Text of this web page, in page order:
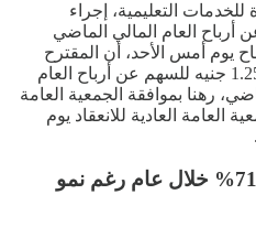
التعليمية، إجراء
أرباح العام المالي الماضي
يوم أمس الأحد، أن المقترح
يتضمن توزيع كوبون نقدي قدره 1.25 جنيه للسهم عن أرباح العام
رهنا بموافقة الجمعية العامة
العامة العادية للانعقاد يوم
أرباح "سيرا للتعليم" تهبط 71% خلال عام رغم نمو